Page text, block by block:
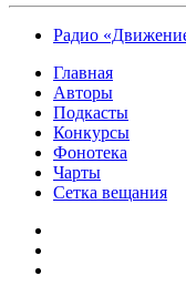
Радио
Главная
Авторы
Подкасты
Конкурсы
Фонотека
Чарты
Сетка вещания